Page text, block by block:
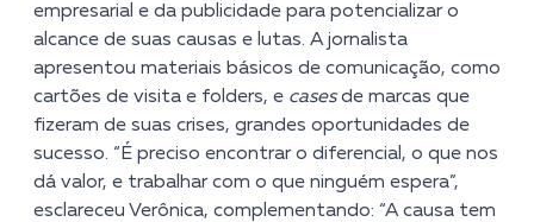
empresarial e da publicidade para potencializar o
alcance de suas causas e lutas. A jornalista
apresentou materiais básicos de comunicação, como
cartões de visita e folders, e casesde marcas que
fizeram de suas crises, grandes oportunidades de
sucesso. “É preciso encontrar o diferencial, o que nos
dá valor, e trabalhar com o que ninguém espera”,
esclareceu Verônica, complementando: “A causa tem